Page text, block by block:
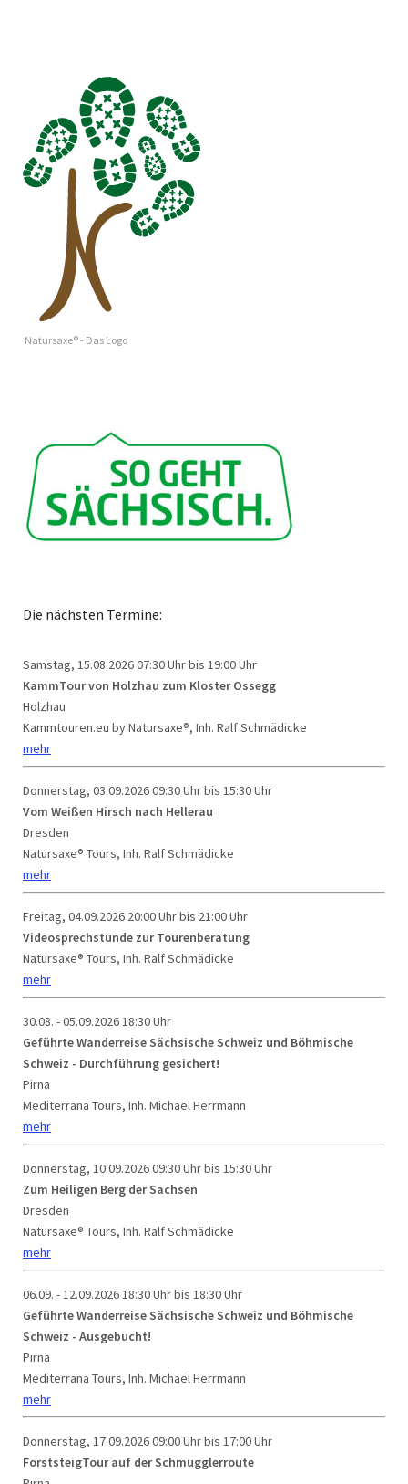
Natursaxe® - Das Logo
Die nächsten Termine:
Samstag, 15.08.202607:30 Uhr bis 19:00 Uhr
KammTour von Holzhau zum Kloster Ossegg
Holzhau
Kammtouren.eu by Natursaxe®, Inh. Ralf Schmädicke
mehr
Donnerstag, 03.09.202609:30 Uhr bis 15:30 Uhr
Vom Weißen Hirsch nach Hellerau
Dresden
Natursaxe® Tours, Inh. Ralf Schmädicke
mehr
Freitag, 04.09.2026 20:00 Uhr bis 21:00 Uhr
Videosprechstunde zur Tourenberatung
Natursaxe® Tours, Inh. Ralf Schmädicke
mehr
30.08. - 05.09.202618:30 Uhr
Geführte Wanderreise Sächsische Schweiz und Böhmische
Schweiz - Durchführung gesichert!
Pirna
Mediterrana Tours, Inh. Michael Herrmann
mehr
Donnerstag, 10.09.202609:30 Uhr bis 15:30 Uhr
Zum Heiligen Berg der Sachsen
Dresden
Natursaxe® Tours, Inh. Ralf Schmädicke
mehr
06.09. - 12.09.202618:30 Uhr bis 18:30 Uhr
Geführte Wanderreise Sächsische Schweiz und Böhmische
Schweiz - Ausgebucht!
Pirna
Mediterrana Tours, Inh. Michael Herrmann
mehr
Donnerstag, 17.09.202609:00 Uhr bis 17:00 Uhr
ForststeigTour auf der Schmugglerroute